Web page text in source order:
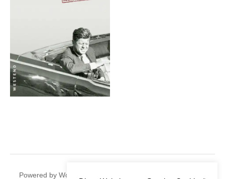
Powered by WordPress